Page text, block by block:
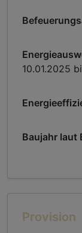
10.01.2025
Baujahr laut
Provision